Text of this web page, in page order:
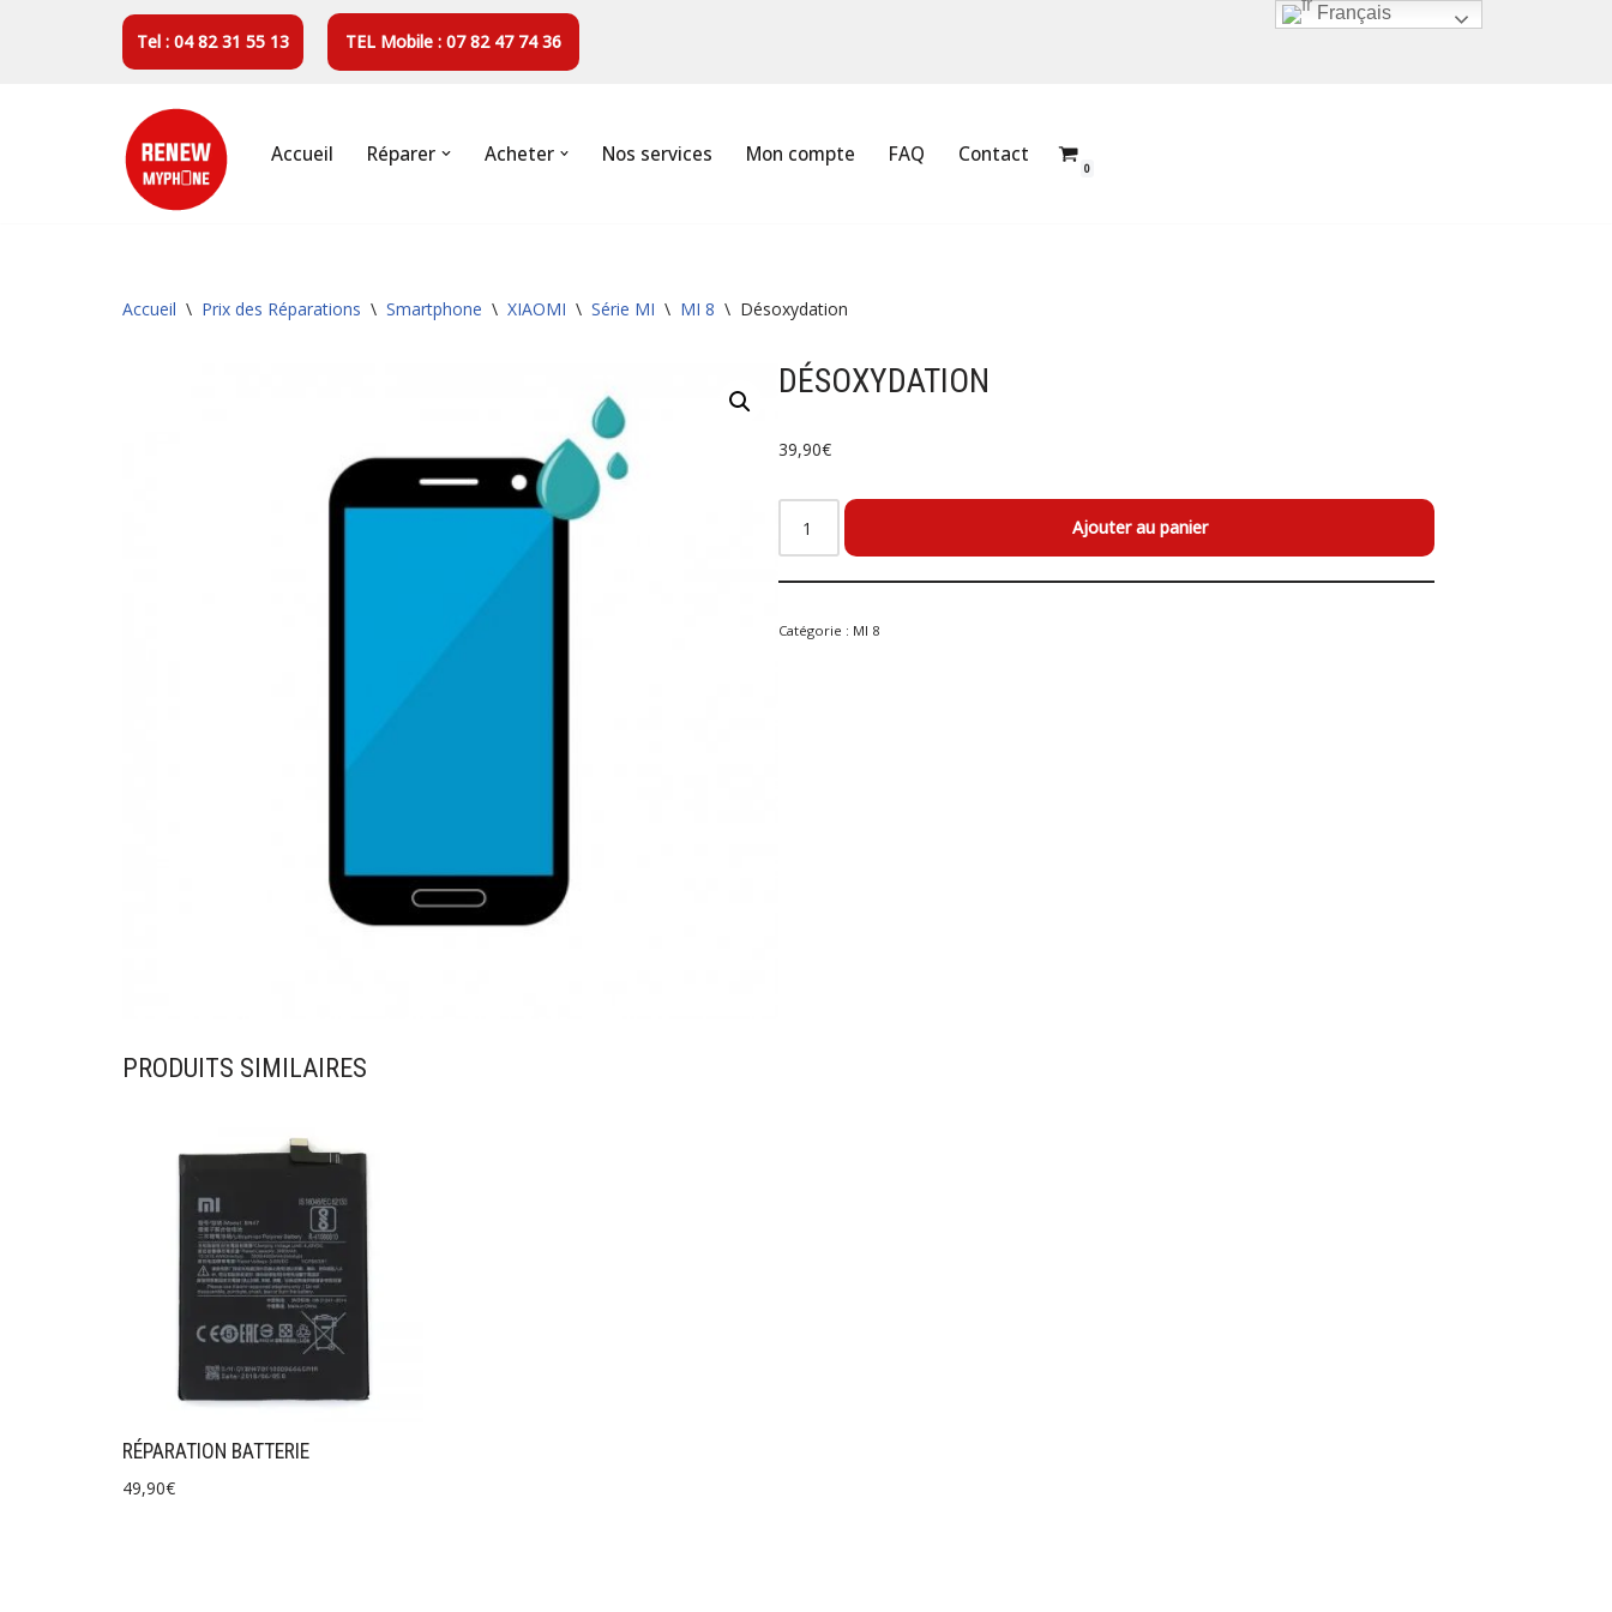
Tel : 04 82 31 55 13 TEL Mobile : 07 82 47 74 36
Accueil Réparer Acheter Nos services Mon compte FAQ Contact
0
Accueil \ Prix des Réparations \ Smartphone \ XIAOMI \ Série MI \ MI 8 \ Désoxydation
DÉSOXYDATION
39,90€
Ajouter au panier
Catégorie : MI 8
PRODUITS SIMILAIRES
RÉPARATION BATTERIE
49,90€
Français